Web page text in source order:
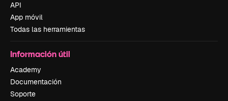
API
App móvil
Todas las herramientas
Información útil
Academy
Documentación
Soporte